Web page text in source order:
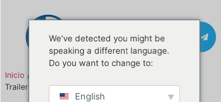
Póngase en
contacto con
Inicio /
Trailer
We've detected you might be
speaking a different language.
Do you want to change to:
English